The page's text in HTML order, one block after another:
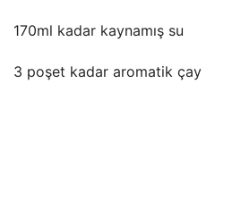
170ml kadar kaynamış su
3 poşet kadar aromatik çay